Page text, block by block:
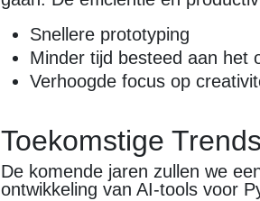
Snellere prototyping
Minder tijd besteed aan het
Verhoogde focus op
Toekomstige
De komende jaren zullen we
ontwikkeling van AI-tools voor